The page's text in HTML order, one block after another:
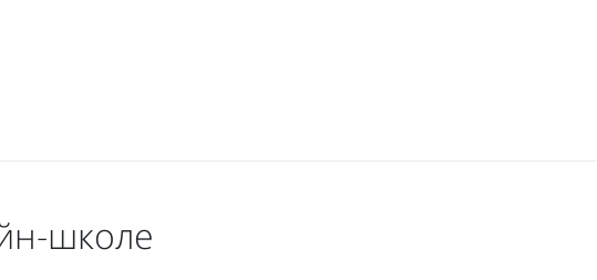
школе